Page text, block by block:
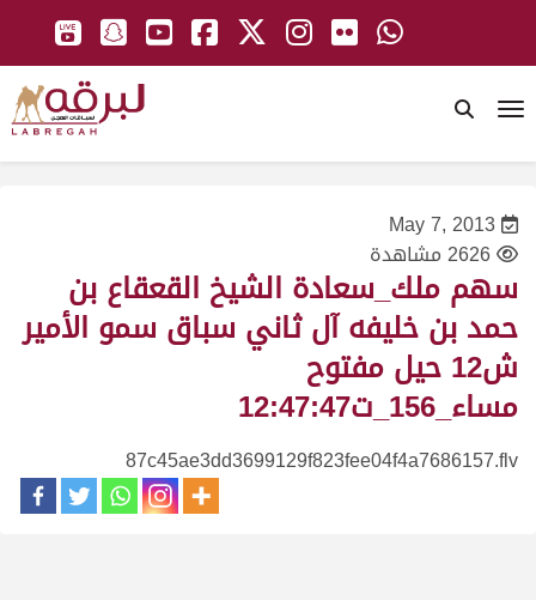
May 7, 2013
2626 مشاهدة
سهم ملك_سعادة الشيخ القعقاع بن
حمد بن خليفه آل ثاني سباق سمو الأمير
ش12 حيل مفتوح
مساء_156_ت12:47:47
87c45ae3dd3699129f823fee04f4a7686157.flv